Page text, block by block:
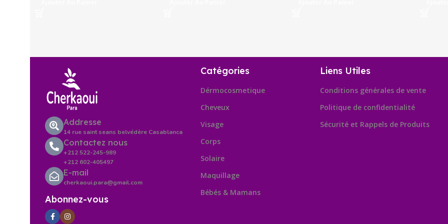
Addresse
14 rue saint seans belvédère Casablanca
Contactez nous
+212 522-245-989
+212 602-405497
E-mail
cherkaoui.para@gmail.com
Abonnez-vous
Catégories
Dérmocosmetique
Cheveux
Visage
Corps
Solaire
Maquillage
Bébés & Mamans
Liens Utiles
Conditions générales de vente
Politique de confidentialité
Sécurité et Rappels de Produits